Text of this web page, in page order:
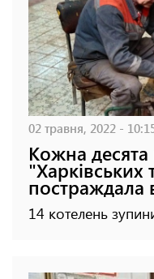
02 травня, 2022 -
Кожна десята
постраждала
14 котелень